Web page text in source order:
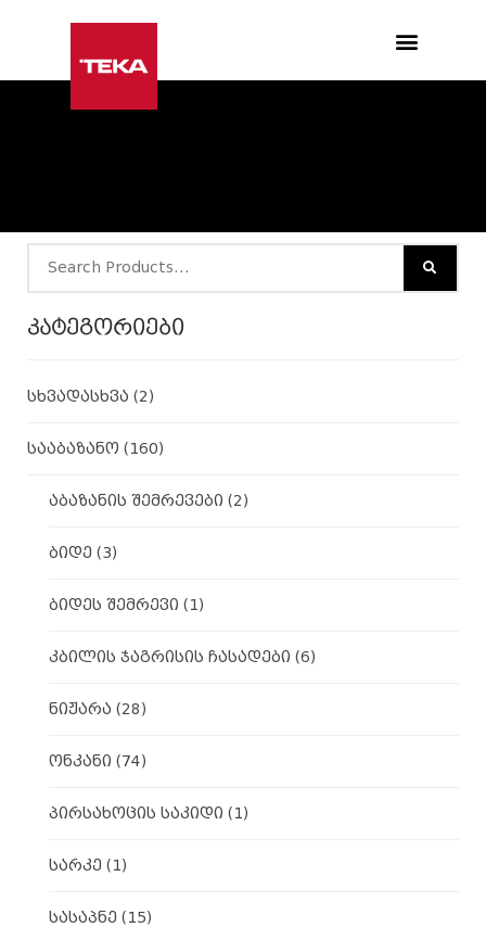
კატეგორიები
სხვადასხვა (2)
სააბაზანო (160)
აბაზანის შემრევები (2)
ბიდე (3)
ბიდეს შემრევი (1)
კბილის ჯაგრისის ჩასადები (6)
ნიჟარა (28)
ონკანი (74)
პირსახოცის საკიდი (1)
სარკე (1)
სასაპნე (15)